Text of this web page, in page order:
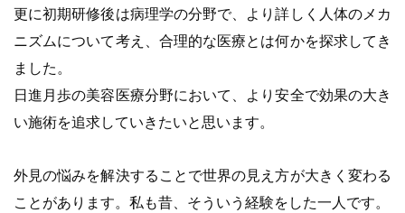
更に初期研修後は病理学の分野で、より詳しく人体のメカ
ニズムについて考え、合理的な医療とは何かを探求してき
ました。
日進月歩の美容医療分野において、より安全で効果の大き
い施術を追求していきたいと思います。
外見の悩みを解決することで世界の見え方が大きく変わる
ことがあります。私も昔、そういう経験をした一人です。